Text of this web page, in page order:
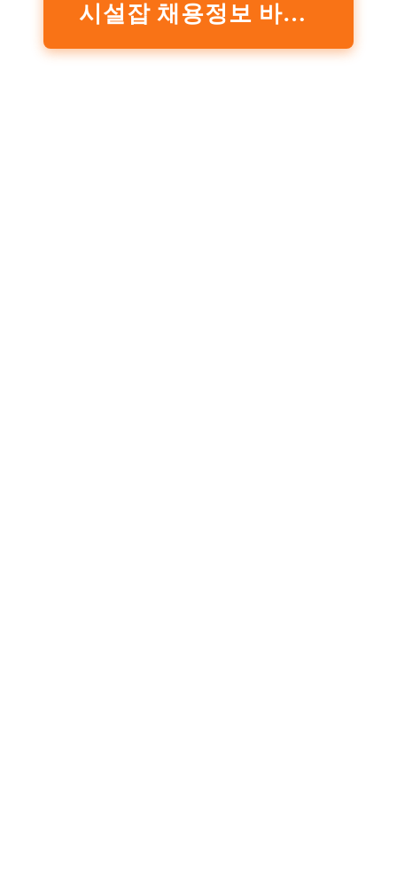
시설잡 채용정보 바로가기